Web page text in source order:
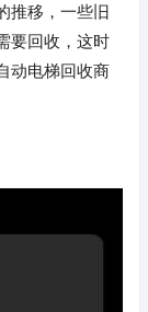
推移，一些旧
要回收，这时
动电梯回收商